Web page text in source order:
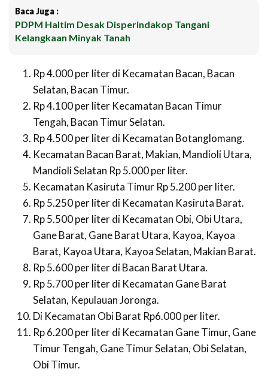
Baca Juga :
PDPM Haltim Desak Disperindakop Tangani
Kelangkaan Minyak Tanah
Rp 4.000 per liter di Kecamatan Bacan, Bacan
Selatan, Bacan Timur.
Rp 4.100 per liter Kecamatan Bacan Timur
Tengah, Bacan Timur Selatan.
Rp 4.500 per liter di Kecamatan Botanglomang.
Kecamatan Bacan Barat, Makian, Mandioli Utara,
Mandioli Selatan Rp 5.000 per liter.
Kecamatan Kasiruta Timur Rp 5.200 per liter.
Rp 5.250 per liter di Kecamatan Kasiruta Barat.
Rp 5.500 per liter di Kecamatan Obi, Obi Utara,
Gane Barat, Gane Barat Utara, Kayoa, Kayoa
Barat, Kayoa Utara, Kayoa Selatan, Makian Barat.
Rp 5.600 per liter di Bacan Barat Utara.
Rp 5.700 per liter di Kecamatan Gane Barat
Selatan, Kepulauan Joronga.
Di Kecamatan Obi Barat Rp6.000 per liter.
Rp 6.200 per liter di Kecamatan Gane Timur, Gane
Timur Tengah, Gane Timur Selatan, Obi Selatan,
Obi Timur.